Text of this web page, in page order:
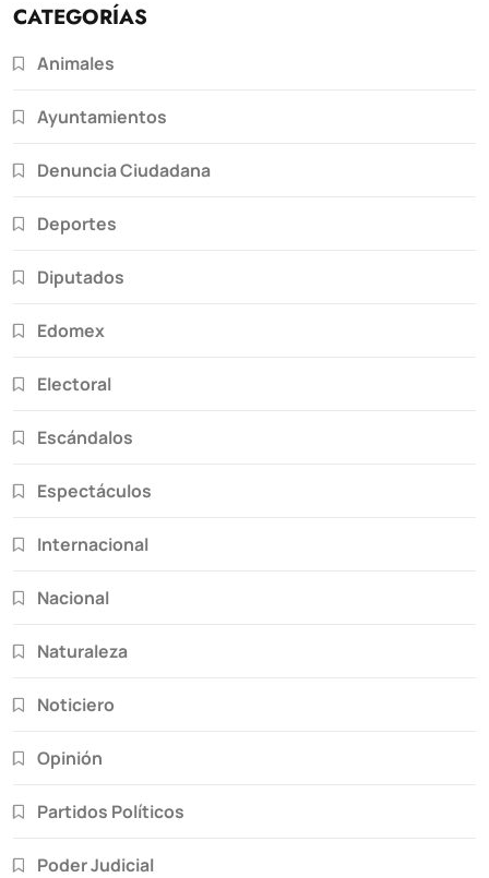
CATEGORÍAS
Animales
Ayuntamientos
Denuncia Ciudadana
Deportes
Diputados
Edomex
Electoral
Escándalos
Espectáculos
Internacional
Nacional
Naturaleza
Noticiero
Opinión
Partidos Políticos
Poder Judicial